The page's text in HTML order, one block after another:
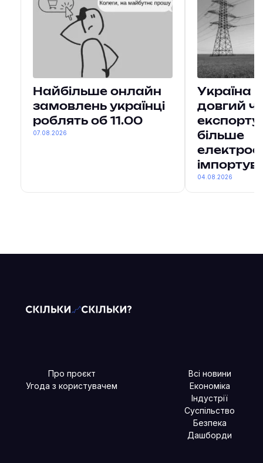
Найбільше онлайн
замовлень українці
роблять об 11.00
07.08.2026
Україна
довгий
більше
04.08.2026
Про проєкт
Угода з користувачем
Всі новини
Економіка
Індустрії
Суспільство
Безпека
Дашборди